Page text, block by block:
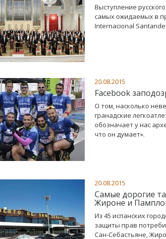
Выступление
самых ожидаемых в
Internacional
20.08.2015
Facebook
О том, насколько
гранадские
обозначает у нас
что он думает».
20.08.2015
Самые дорогие
Жироне и
Из 45 испанских
защиты прав
Сан-Себастьяне,